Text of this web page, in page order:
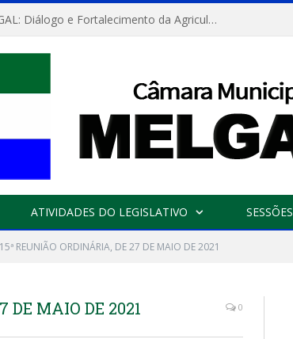
Convite: Encontro da APAIGAL: Diálogo e Fortalecimento da Agricultura Familiar
ATIVIDADES DO LEGISLATIVO SESSÕES
REUNIÃO ORDINÁRIA, DE 27 DE MAIO DE 2021
DE MAIO DE 2021 0